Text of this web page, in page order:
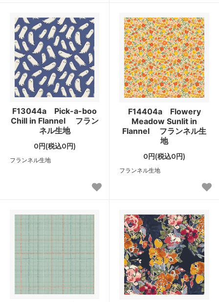
F13044a Pick-a-boo
Chill in Flannel フラン
ネル生地
0円(税込0円)
フランネル生地
F14404a Flowery
Meadow Sunlit in
Flannel フランネル生
地
0円(税込0円)
フランネル生地